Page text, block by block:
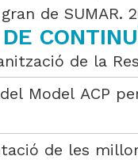
de SUMAR.
de la
Model ACP
de les